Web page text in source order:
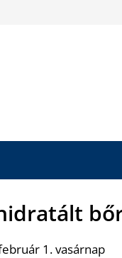
1. vasárnap